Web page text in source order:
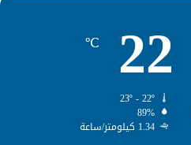
22
℃
89%
1.34 كيلومتر/ساعة